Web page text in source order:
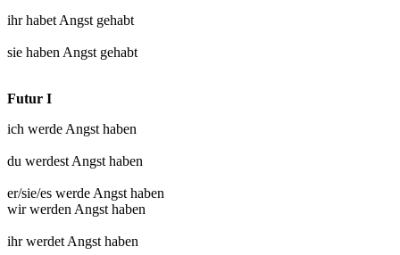
ihr habet Angst gehabt
sie haben Angst gehabt
Futur I
ich werde Angst haben
du werdest Angst haben
er/sie/es werde Angst haben
wir werden Angst haben
ihr werdet Angst haben